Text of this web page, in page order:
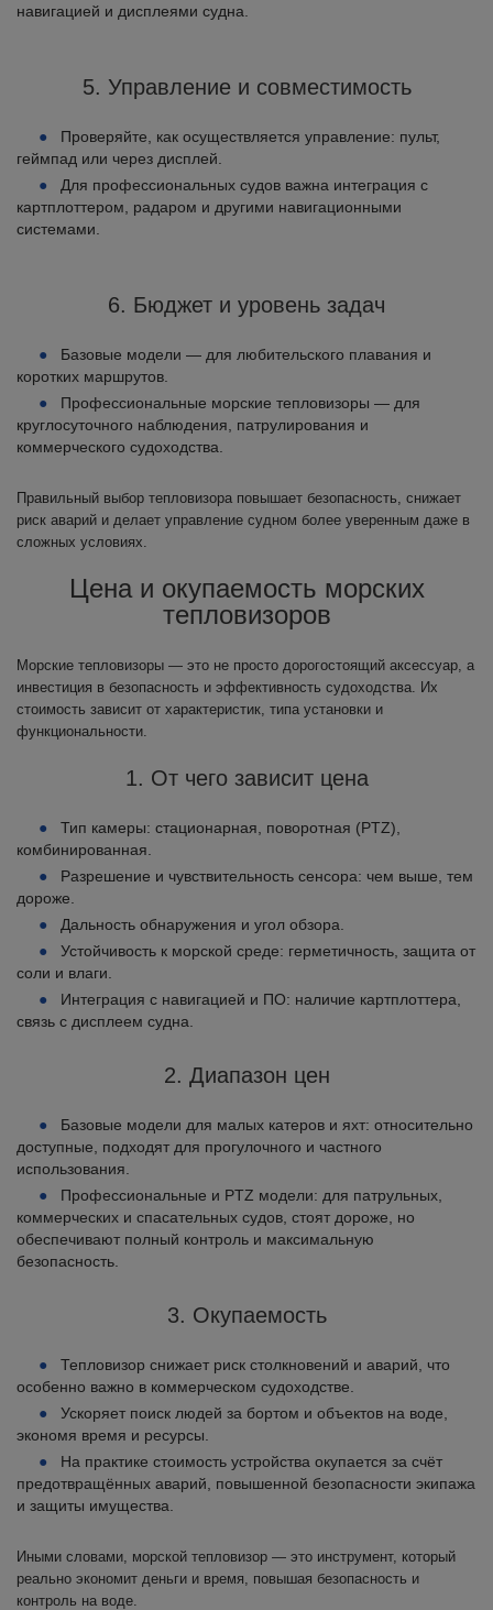
навигацией и дисплеями судна.
5. Управление и совместимость
Проверяйте, как осуществляется управление: пульт,
геймпад или через дисплей.
Для профессиональных судов важна интеграция с
картплоттером, радаром и другими навигационными
системами.
6. Бюджет и уровень задач
Базовые модели — для любительского плавания и
коротких маршрутов.
Профессиональные морские тепловизоры — для
круглосуточного наблюдения, патрулирования и
коммерческого судоходства.
Правильный выбор тепловизора повышает безопасность, снижает
риск аварий и делает управление судном более уверенным даже в
сложных условиях.
Цена и окупаемость морских
тепловизоров
Морские тепловизоры — это не просто дорогостоящий аксессуар, а
инвестиция в безопасность и эффективность судоходства. Их
стоимость зависит от характеристик, типа установки и
функциональности.
1. От чего зависит цена
Тип камеры: стационарная, поворотная (PTZ),
комбинированная.
Разрешение и чувствительность сенсора: чем выше, тем
дороже.
Дальность обнаружения и угол обзора.
Устойчивость к морской среде: герметичность, защита от
соли и влаги.
Интеграция с навигацией и ПО: наличие картплоттера,
связь с дисплеем судна.
2. Диапазон цен
Базовые модели для малых катеров и яхт: относительно
доступные, подходят для прогулочного и частного
использования.
Профессиональные и PTZ модели: для патрульных,
коммерческих и спасательных судов, стоят дороже, но
обеспечивают полный контроль и максимальную
безопасность.
3. Окупаемость
Тепловизор снижает риск столкновений и аварий, что
особенно важно в коммерческом судоходстве.
Ускоряет поиск людей за бортом и объектов на воде,
экономя время и ресурсы.
На практике стоимость устройства окупается за счёт
предотвращённых аварий, повышенной безопасности экипажа
и защиты имущества.
Иными словами, морской тепловизор — это инструмент, который
реально экономит деньги и время, повышая безопасность и
контроль на воде.